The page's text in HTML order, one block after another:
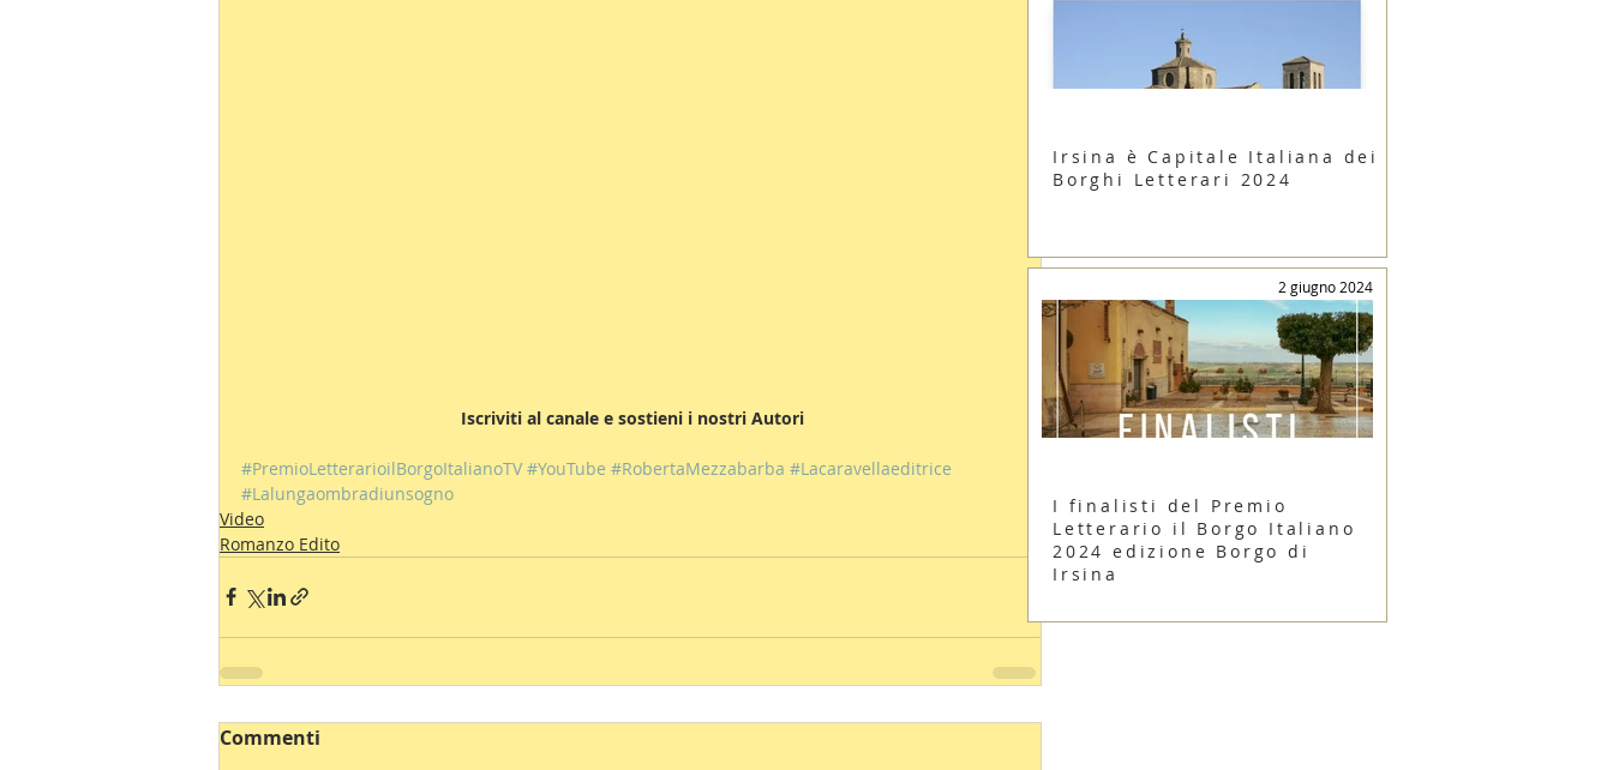
Iscriviti al canale e sostieni i nostri Autori
#PremioLetterarioilBorgoItalianoTV #YouTube #RobertaMezzabarba #Lacaravellaeditrice
#Lalungaombradiunsogno
Video
Romanzo Edito
Commenti
Irsina è Capitale Italiana dei
Borghi Letterari 2024
2 giugno 2024
I finalisti del Premio
Letterario il Borgo Italiano
2024 edizione Borgo di
Irsina